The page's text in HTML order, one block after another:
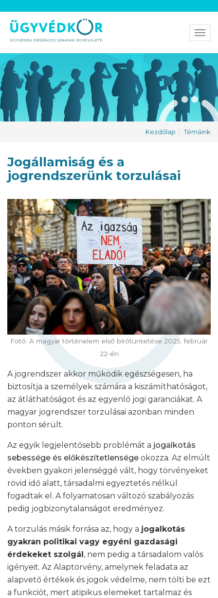
Kezdőlap Témáink
Jogállamiság és a
jogrendszerünk torzulásai
Fotó: A magyar történelem első bírótüntetése 2025. február
22-én
A jogrendszer akkor működik egészségesen, ha
biztosítja a személyek számára a kiszámíthatóságot,
az átláthatóságot és az egyenlő jogi garanciákat. A
magyar jogrendszer torzulásai azonban minden
ponton sérült.
Az egyik legjelentősebb problémát a jogalkotás
sebessége és előkészítetlensége okozza. Az elmúlt
években gyakori jelenséggé vált, hogy törvényeket
rövid idő alatt, társadalmi egyeztetés nélkül
fogadtak el. A folyamatosan változó szabályozás
pedig jogbizonytalanságot eredményez.
A torzulás másik forrása az, hogy a jogalkotás
gyakran politikai vagy egyéni gazdasági
érdekeket szolgál , nem pedig a társadalom valós
igényeit. Az Alaptörvény, amelynek feladata az
alapvető értékek és jogok védelme, nem tölti be ezt
a funkciót, mert atipikus elemeket tartalmaz és